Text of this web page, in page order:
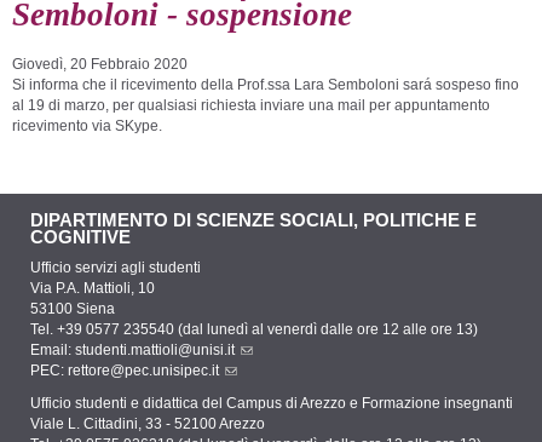
Semboloni - sospensione
Giovedì, 20 Febbraio 2020
Si informa che il ricevimento della Prof.ssa Lara Semboloni sará sospeso fino
al 19 di marzo, per qualsiasi richiesta inviare una mail per appuntamento
ricevimento via SKype.
DIPARTIMENTO DI SCIENZE SOCIALI, POLITICHE E
COGNITIVE
Ufficio servizi agli studenti
Via P.A. Mattioli, 10
53100 Siena
Tel. +39 0577 235540 (dal lunedì al venerdì dalle ore 12 alle ore 13)
Email: studenti.mattioli@unisi.it
PEC: rettore@pec.unisipec.it
Ufficio studenti e didattica del Campus di Arezzo e Formazione insegnanti
Viale L. Cittadini, 33 - 52100 Arezzo